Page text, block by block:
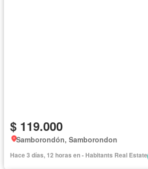
$ 119.000
Samborondón, Samborondon
Hace 3 días, 12 horas en - Habitants Real Estate